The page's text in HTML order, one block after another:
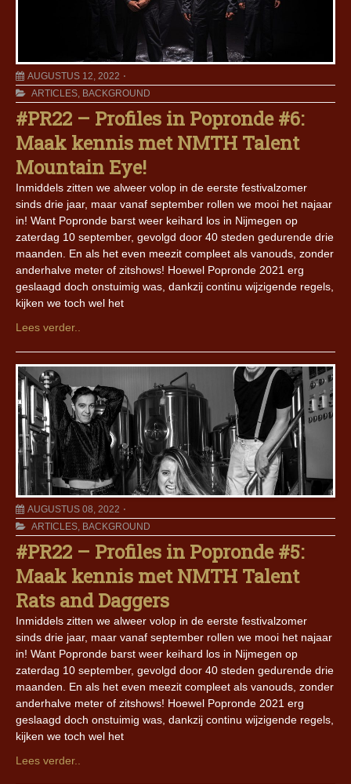
AUGUSTUS 12, 2022
ARTICLES, BACKGROUND
#PR22 – Profiles in Popronde #6:
Maak kennis met NMTH Talent
Mountain Eye!
Inmiddels zitten we alweer volop in de eerste festivalzomer
sinds drie jaar, maar vanaf september rollen we mooi het najaar
in! Want Popronde barst weer keihard los in Nijmegen op
zaterdag 10 september, gevolgd door 40 steden gedurende drie
maanden. En als het even meezit compleet als vanouds, zonder
anderhalve meter of zitshows! Hoewel Popronde 2021 erg
geslaagd doch onstuimig was, dankzij continu wijzigende regels,
kijken we toch wel het
Lees verder..
AUGUSTUS 08, 2022
ARTICLES, BACKGROUND
#PR22 – Profiles in Popronde #5:
Maak kennis met NMTH Talent
Rats and Daggers
Inmiddels zitten we alweer volop in de eerste festivalzomer
sinds drie jaar, maar vanaf september rollen we mooi het najaar
in! Want Popronde barst weer keihard los in Nijmegen op
zaterdag 10 september, gevolgd door 40 steden gedurende drie
maanden. En als het even meezit compleet als vanouds, zonder
anderhalve meter of zitshows! Hoewel Popronde 2021 erg
geslaagd doch onstuimig was, dankzij continu wijzigende regels,
kijken we toch wel het
Lees verder..